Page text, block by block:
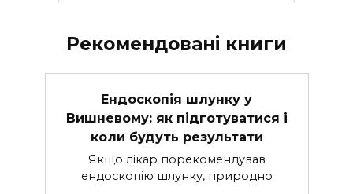
Рекомендовані книги
Ендоскопія шлунку у
Вишневому: як підготуватися і
коли будуть результати
Якщо лікар порекомендував
ендоскопію шлунку, природно